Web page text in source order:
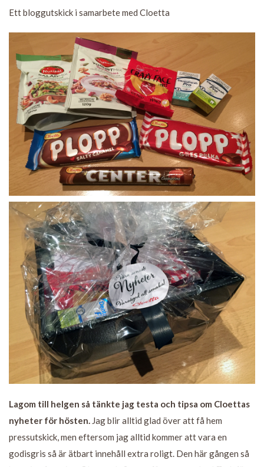
Ett bloggutskick i samarbete med Cloetta
Lagom till helgen så tänkte jag testa och tipsa om Cloettas
nyheter för hösten. Jag blir alltid glad över att få hem
pressutskick, men eftersom jag alltid kommer att vara en
godisgris så är ätbart innehåll extra roligt. Den här gången så